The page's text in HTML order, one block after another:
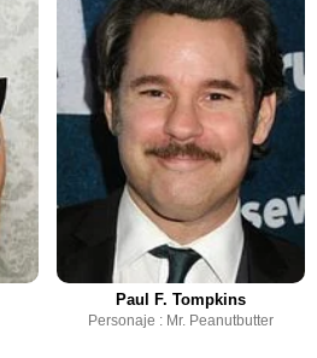
Paul F. Tompkins
Personaje : Mr. Peanutbutter